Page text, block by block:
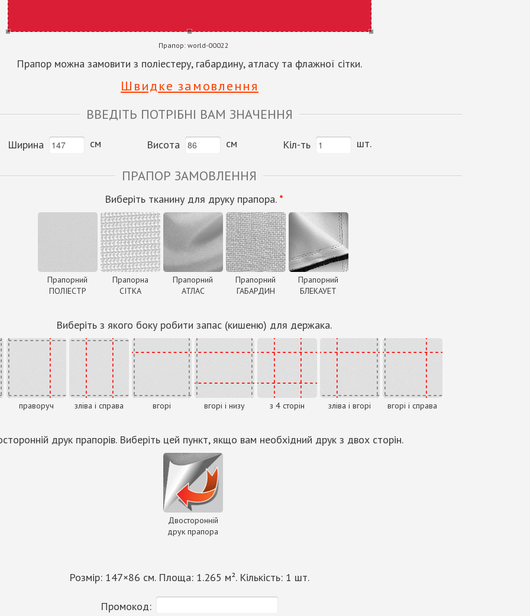
Прапор: world-00022
Прапор можна замовити з поліестеру, габардину, атласу та флажної сітки.
Швидке замовлення
ВВЕДІТЬ ПОТРІБНІ ВАМ ЗНАЧЕННЯ
Ширина см Висота см Кіл-ть шт.
ПРАПОР ЗАМОВЛЕННЯ
Виберіть тканину для друку прапора. *
Прапорний
ПОЛІЕСТР
Прапорна
СІТКА
Прапорний
АТЛАС
Прапорний
ГАБАРДИН
Прапорний
БЛЕКАУЕТ
Виберіть з якого боку робити запас (кишеню) для держака.
праворуч зліва і справа вгорі вгорі і низу з 4 сторін зліва і вгорі вгорі і справа
друк прапорів. Виберіть цей пункт, якщо вам необхідний друк з двох сторін.
Двосторонній
друк прапора
Розмір: 147×86 см. Площа: 1.265 м². Кількість: 1 шт.
Промокод: